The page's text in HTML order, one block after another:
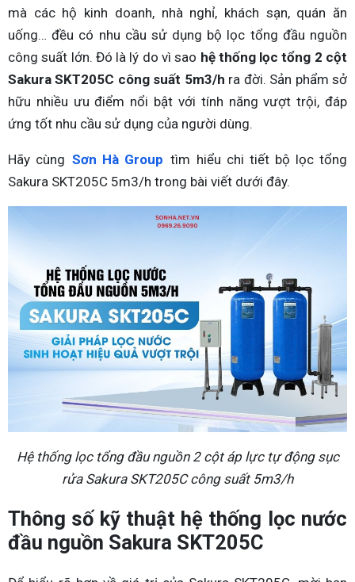
mà các hộ kinh doanh, nhà nghỉ, khách sạn, quán ăn
uống… đều có nhu cầu sử dụng bộ lọc tổng đầu nguồn
công suất lớn. Đó là lý do vì sao hệ thống lọc tổng 2 cột
Sakura SKT205C công suất 5m3/h ra đời. Sản phẩm sở
hữu nhiều ưu điểm nổi bật với tính năng vượt trội, đáp
ứng tốt nhu cầu sử dụng của người dùng.
Hãy cùng Sơn Hà Group tìm hiểu chi tiết bộ lọc tổng
Sakura SKT205C 5m3/h trong bài viết dưới đây.
Hệ thống lọc tổng đầu nguồn 2 cột áp lực tự động sục
rửa Sakura SKT205C công suất 5m3/h
Thông số kỹ thuật hệ thống lọc nước
đầu nguồn Sakura SKT205C